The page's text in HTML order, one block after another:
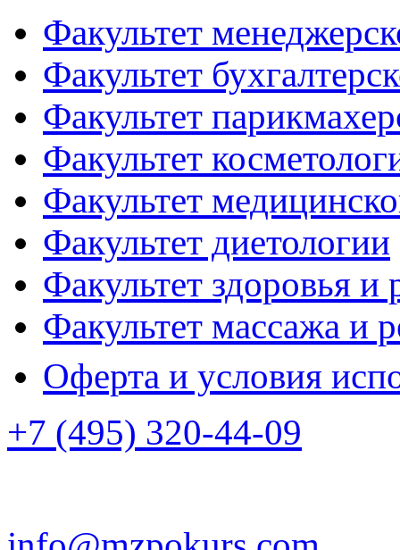
Факультет
Факультет
Факультет
Факультет
Факультет
Факультет диетологии
Факультет здоровья и
Факультет массажа и
Оферта и условия
+7 (495) 320-44-09